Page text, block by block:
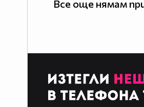
Все още нямам